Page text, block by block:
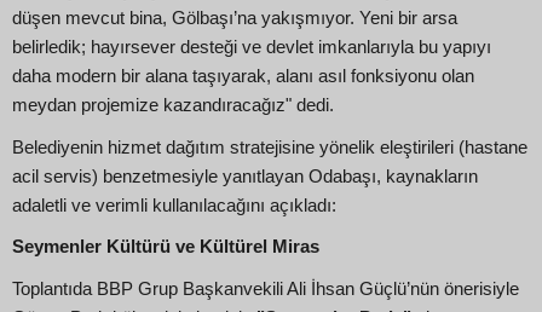
düşen mevcut bina, Gölbaşı’na yakışmıyor. Yeni bir arsa
belirledik; hayırsever desteği ve devlet imkanlarıyla bu yapıyı
daha modern bir alana taşıyarak, alanı asıl fonksiyonu olan
meydan projemize kazandıracağız" dedi.
Belediyenin hizmet dağıtım stratejisine yönelik eleştirileri (hastane
acil servis) benzetmesiyle yanıtlayan Odabaşı, kaynakların
adaletli ve verimli kullanılacağını açıkladı:
Seymenler Kültürü ve Kültürel Miras
Toplantıda BBP Grup Başkanvekili Ali İhsan Güçlü’nün önerisiyle